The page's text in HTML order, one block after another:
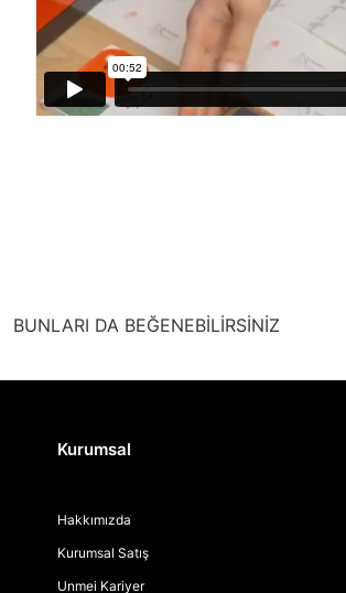
BUNLARI DA BEĞENEBİLİRSİNİZ
Kurumsal
Hakkımızda
Kurumsal Satış
Unmei Kariyer